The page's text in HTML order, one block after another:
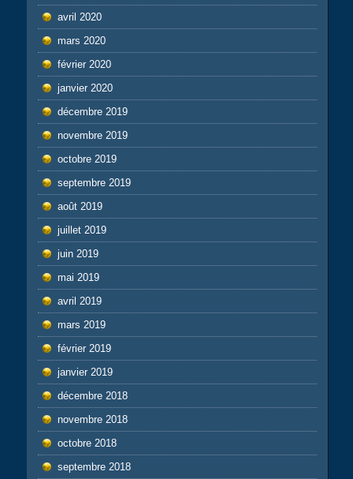
avril 2020
mars 2020
février 2020
janvier 2020
décembre 2019
novembre 2019
octobre 2019
septembre 2019
août 2019
juillet 2019
juin 2019
mai 2019
avril 2019
mars 2019
février 2019
janvier 2019
décembre 2018
novembre 2018
octobre 2018
septembre 2018